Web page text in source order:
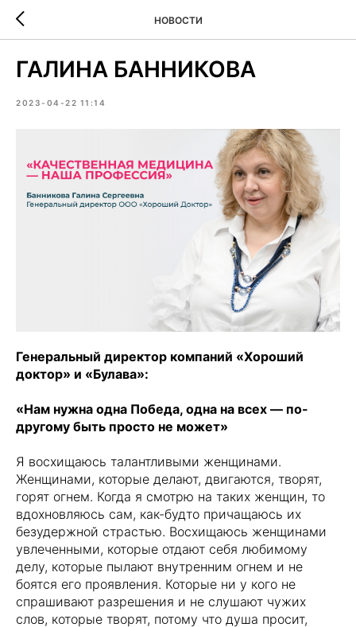
НОВОСТИ
ГАЛИНА БАННИКОВА
2023-04-22 11:14
Генеральный директор компаний «Хороший
доктор» и «Булава»:
«Нам нужна одна Победа, одна на всех — по-
другому быть просто не может»
Я восхищаюсь талантливыми женщинами.
Женщинами, которые делают, двигаются, творят,
горят огнем. Когда я смотрю на таких женщин, то
вдохновляюсь сам, как-будто причащаюсь их
безудержной страстью. Восхищаюсь женщинами
увлеченными, которые отдают себя любимому
делу, которые пылают внутренним огнем и не
боятся его проявления. Которые ни у кого не
спрашивают разрешения и не слушают чужих
слов, которые творят, потому что душа просит,